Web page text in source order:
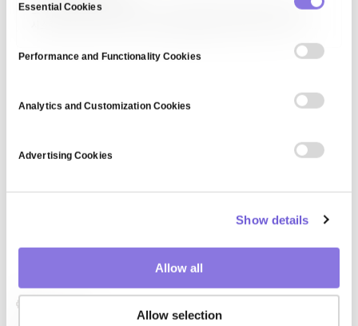
Essential Cookies
Performance and Functionality Cookies
Analytics and Customization Cookies
Advertising Cookies
Show details
Allow all
Allow selection
프라이버시 바이 디자인(Privacy by Design)은 프라이버시 보호를
Cavoukian이 제안한 7대 원칙(사전 예방, 기본 설정으로 프라이버시,
시스템 내 프라이버시 내재, 완전한 기능, 종단 간 보안, 가시성·투명성,